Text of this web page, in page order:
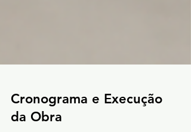
Cronograma e Execução